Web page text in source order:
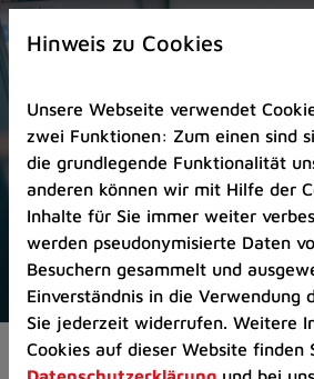
Zur
Startseite
Zum
Seitenanfang
springen
(Schnelltaste
A)
Zur
Navigation/Menü
springen
(Schnelltaste
M)
Aktuelles
Hinweis zu Cookies
Unsere Webseite verwendet
zwei Funktionen: Zum einen sind
die grundlegende Funktionalität
anderen können wir mit Hilfe der
Inhalte für Sie immer weiter
werden pseudonymisierte Daten
Besuchern gesammelt und
Einverständnis in die Verwendung
Sie jederzeit widerrufen. Weitere
Cookies auf dieser Website finden